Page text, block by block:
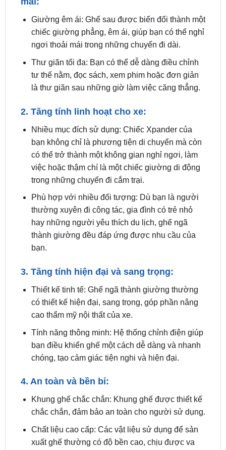
chiếc giường phẳng, êm ái, giúp bạn có thể nghỉ
ngơi thoải mái trong những chuyến đi dài.
Thư giãn tối đa: Bạn có thể dễ dàng điều chỉnh
tư thế nằm, đọc sách, xem phim hoặc đơn giản
là thư giãn sau những giờ làm việc căng thẳng.
2. Tăng tính linh hoạt cho xe:
bạn không chỉ là phương tiện di chuyển mà còn
có thể trở thành một không gian nghỉ ngơi, làm
việc hoặc thậm chí là một chiếc giường di động
trong những chuyến đi cắm trại.
Phù hợp với nhiều đối tượng: Dù bạn là người
thường xuyên đi công tác, gia đình có trẻ nhỏ
hay những người yêu thích du lịch, ghế ngã
thành giường đều đáp ứng được nhu cầu của
bạn.
3. Tăng tính hiện đại và sang trọng:
có thiết kế hiện đại, sang trọng, góp phần nâng
cao thẩm mỹ nội thất của xe.
Tính năng thông minh: Hệ thống chỉnh điện giúp
bạn điều khiển ghế một cách dễ dàng và nhanh
chóng, tạo cảm giác tiện nghi và hiện đại.
4. An toàn và bền bỉ:
chắc chắn, đảm bảo an toàn cho người sử dụng.
Chất liệu cao cấp: Các vật liệu sử dụng để sản
xuất ghế thường có độ bền cao, chịu được va
đập và ma sát.